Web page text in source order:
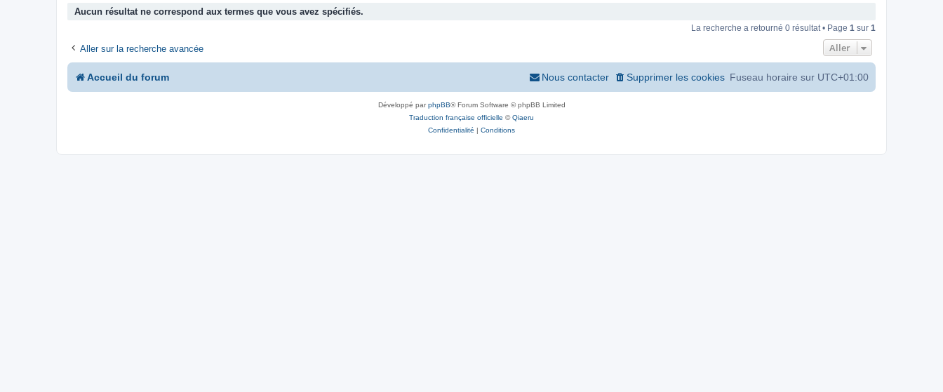
Aucun résultat ne correspond aux termes que vous avez spécifiés.
La recherche a retourné 0 résultat • Page 1 sur 1
Aller sur la recherche avancée Aller
Accueil du forum Fuseau horaire sur UTC+01:00
Supprimer les cookies
Nous contacter
Développé parphpBB® Forum Software © phpBB Limited
Traduction française officielle ©Qiaeru
Confidentialité | Conditions